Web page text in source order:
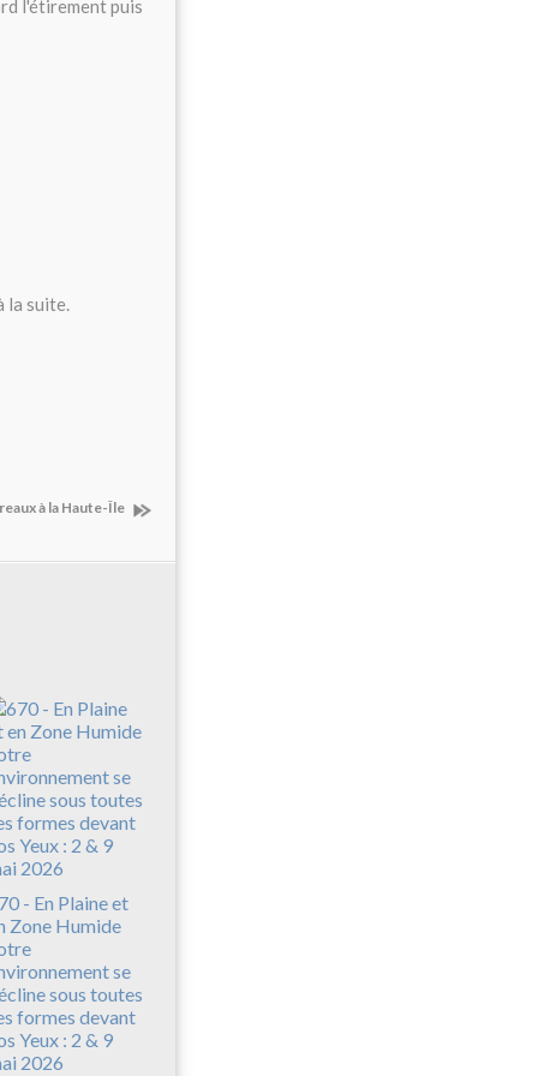
l'étirement puis
la suite.
à la Haute-Île
- En Plaine et
Zone Humide
se
sous toutes
formes devant
Yeux : 2 & 9
2026